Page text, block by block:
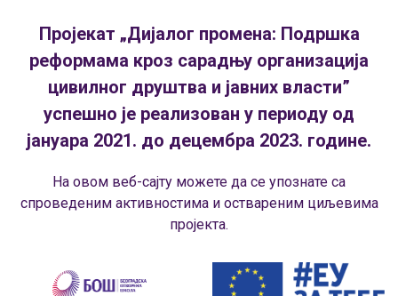
Пројекат „Дијалог промена: Подршка
реформама кроз сарадњу организација
цивилног друштва и јавних власти”
успешно је реализован у периоду од
јануара 2021. до децембра 2023. године.
На овом веб-сајту можете да се упознате са
спроведеним активностима и оствареним циљевима
пројекта.